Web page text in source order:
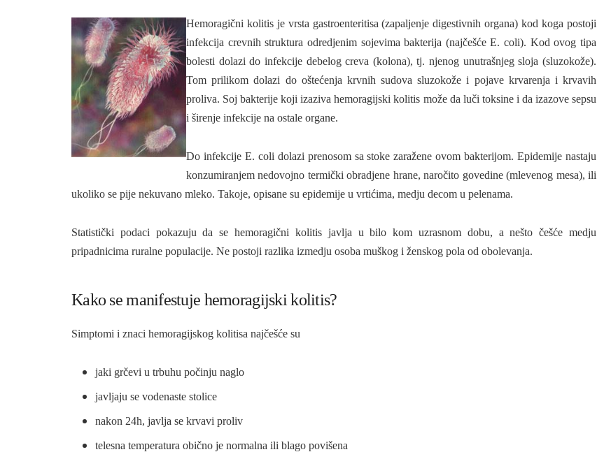
Hemoragični kolitis je vrsta gastroenteritisa (zapaljenje digestivnih organa) kod koga postoji
infekcija crevnih struktura odredjenim sojevima bakterija (najčešće E. coli). Kod ovog tipa
bolesti dolazi do infekcije debelog creva (kolona), tj. njenog unutrašnjeg sloja (sluzokože).
Tom prilikom dolazi do oštećenja krvnih sudova sluzokože i pojave krvarenja i krvavih
proliva. Soj bakterije koji izaziva hemoragijski kolitis može da luči toksine i da izazove sepsu
i širenje infekcije na ostale organe.
Do infekcije E. coli dolazi prenosom sa stoke zaražene ovom bakterijom. Epidemije nastaju
konzumiranjem nedovojno termički obradjene hrane, naročito govedine (mlevenog mesa), ili
ukoliko se pije nekuvano mleko. Takoje, opisane su epidemije u vrtićima, medju decom u pelenama.
Statistički podaci pokazuju da se hemoragični kolitis javlja u bilo kom uzrasnom dobu, a nešto češće medju
pripadnicima ruralne populacije. Ne postoji razlika izmedju osoba muškog i ženskog pola od obolevanja.
Kako se manifestuje hemoragijski kolitis?
Simptomi i znaci hemoragijskog kolitisa najčešće su
jaki grčevi u trbuhu počinju naglo
javljaju se vodenaste stolice
nakon 24h, javlja se krvavi proliv
telesna temperatura obično je normalna ili blago povišena